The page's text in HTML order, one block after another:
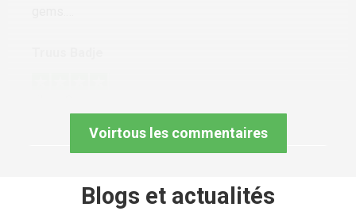
Voirtous les commentaires
Blogs et actualités